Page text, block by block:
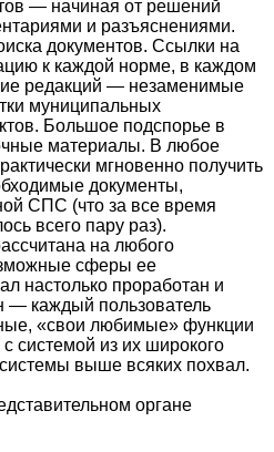
— начиная от решений
и разъяснениями.
документов. Ссылки на
к каждой норме, в каждом
редакций — незаменимые
муниципальных
Большое подспорье в
материалы. В любое
мгновенно получить
документы,
СПС (что за все время
всего пару раз).
на любого
сферы ее
настолько проработан и
— каждый пользователь
«свои любимые» функции
системой из их широкого
выше всяких похвал.
органе